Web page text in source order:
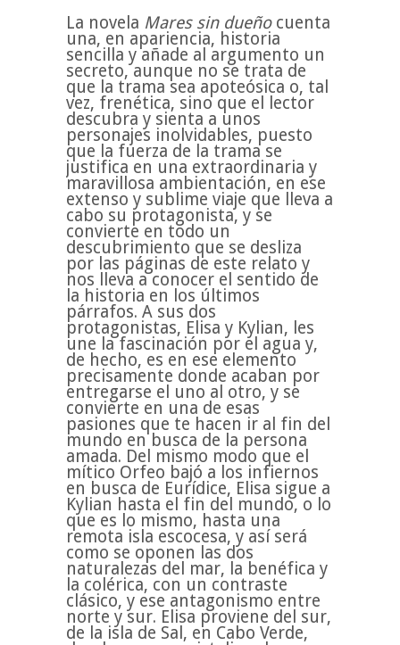
La novela Mares sin dueñocuenta
una, en apariencia, historia
sencilla y añade al argumento un
secreto, aunque no se trata de
que la trama sea apoteósica o, tal
vez, frenética, sino que el lector
descubra y sienta a unos
personajes inolvidables, puesto
que la fuerza de la trama se
justifica en una extraordinaria y
maravillosa ambientación, en ese
extenso y sublime viaje que lleva a
cabo su protagonista, y se
convierte en todo un
descubrimiento que se desliza
por las páginas de este relato y
nos lleva a conocer el sentido de
la historia en los últimos
párrafos. A sus dos
protagonistas, Elisa y Kylian, les
une la fascinación por el agua y,
de hecho, es en ese elemento
precisamente donde acaban por
entregarse el uno al otro, y se
convierte en una de esas
pasiones que te hacen ir al fin del
mundo en busca de la persona
amada. Del mismo modo que el
mítico Orfeo bajó a los infiernos
en busca de Eurídice, Elisa sigue a
Kylian hasta el fin del mundo, o lo
que es lo mismo, hasta una
remota isla escocesa, y así será
como se oponen las dos
naturalezas del mar, la benéfica y
la colérica, con un contraste
clásico, y ese antagonismo entre
norte y sur. Elisa proviene del sur,
de la isla de Sal, en Cabo Verde,